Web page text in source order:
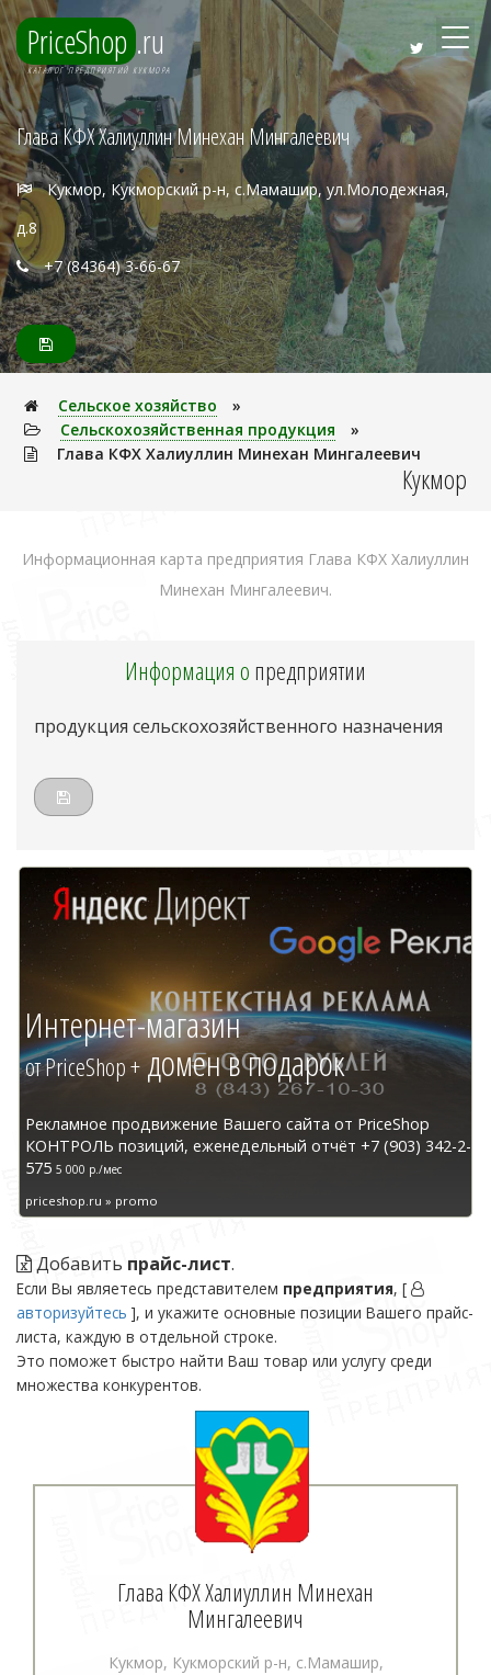
PriceShop .ru
КАТАЛОГ ПРЕДПРИЯТИЙ КУКМОРА
Глава КФХ Халиуллин Минехан Мингалеевич
Кукмор, Кукморский р-н, с.Мамашир, ул.Молодежная,
д.8
+7 (84364) 3-66-67
Сельское хозяйство
»
Сельскохозяйственная продукция
»
Глава КФХ Халиуллин Минехан Мингалеевич
Кукмор
Информационная карта предприятия Глава КФХ Халиуллин
Минехан Мингалеевич.
Информация опредприятии
продукция сельскохозяйственного назначения
Интернет-магазин
от PriceShop +домен в подарок
Рекламное продвижение Вашего сайта от PriceShop
КОНТРОЛЬ позиций, еженедельный отчёт +7 (903) 342-2-
575 5 000 р./мес
priceshop.ru » promo
Добавить прайс-лист.
Если Вы являетесь представителем предприятия, [
авторизуйтесь ], и укажите основные позиции Вашего прайс-
листа, каждую в отдельной строке.
Это поможет быстро найти Ваш товар или услугу среди
множества конкурентов.
Глава КФХ Халиуллин Минехан
Мингалеевич
Кукмор, Кукморский р-н, с.Мамашир,